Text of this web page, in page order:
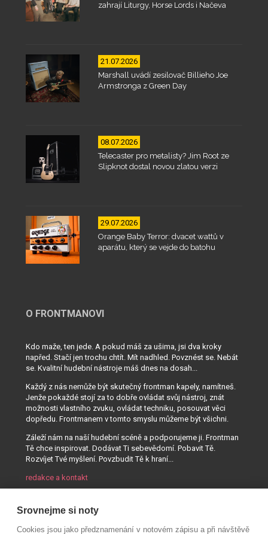
zahrají Liturgy, Horse Lords i Načeva
21.07.2026
Marshall uvádí zesilovač Billieho Joe
Armstronga z Green Day
08.07.2026
Telecaster pro metalisty? Jim Root ze
Slipknot dostal novou zlatou verzi
29.07.2026
Orange Baby Terror: dvacet wattů v
aparátu, který se vejde do batohu
O FRONTMANOVI
Kdo maže, ten jede. A pokud máš za ušima, jsi dva kroky
napřed. Stačí jen trochu chtít. Mít nadhled. Povznést se. Nebát
se. Kvalitní hudební nástroje máš dnes na dosah...
Každý z nás nemůže být skutečný frontman kapely, namítneš.
Jenže pokaždé stojí za to dobře ovládat svůj nástroj, znát
možnosti vlastního zvuku, ovládat techniku, posouvat věci
dopředu. Frontmanem v tomto smyslu můžeme být všichni.
Záleží nám na naší hudební scéně a podporujeme ji. Frontman
Tě chce inspirovat. Dodávat Ti sebevědomí. Pobavit Tě.
Rozvíjet Tvé myšlení. Povzbudit Tě k hraní...
redakce a kontakt
Srovnejme si noty
Cookies jsou jako předznamenání v notovém zápisu a při návštěvě